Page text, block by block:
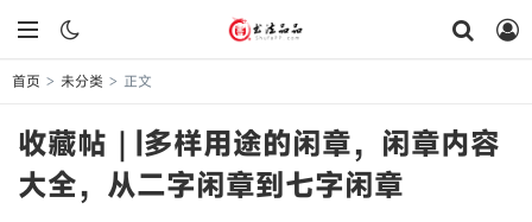
首页 > 未分类 > 正文
收藏帖｜|多样用途的闲章，闲章内容
大全，从二字闲章到七字闲章